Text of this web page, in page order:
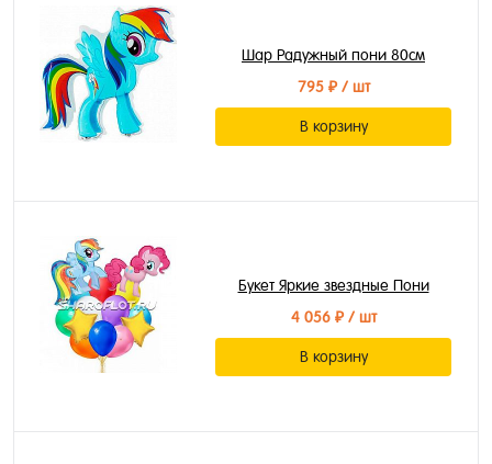
Шар Радужный пони 80см
795 ₽/ шт
В корзину
Букет Яркие звездные Пони
4 056 ₽/ шт
В корзину